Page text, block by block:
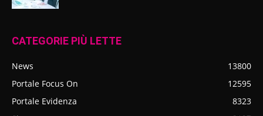
CATEGORIE PIÙ LETTE
News
13800
Portale Focus On
12595
Portale Evidenza
8323